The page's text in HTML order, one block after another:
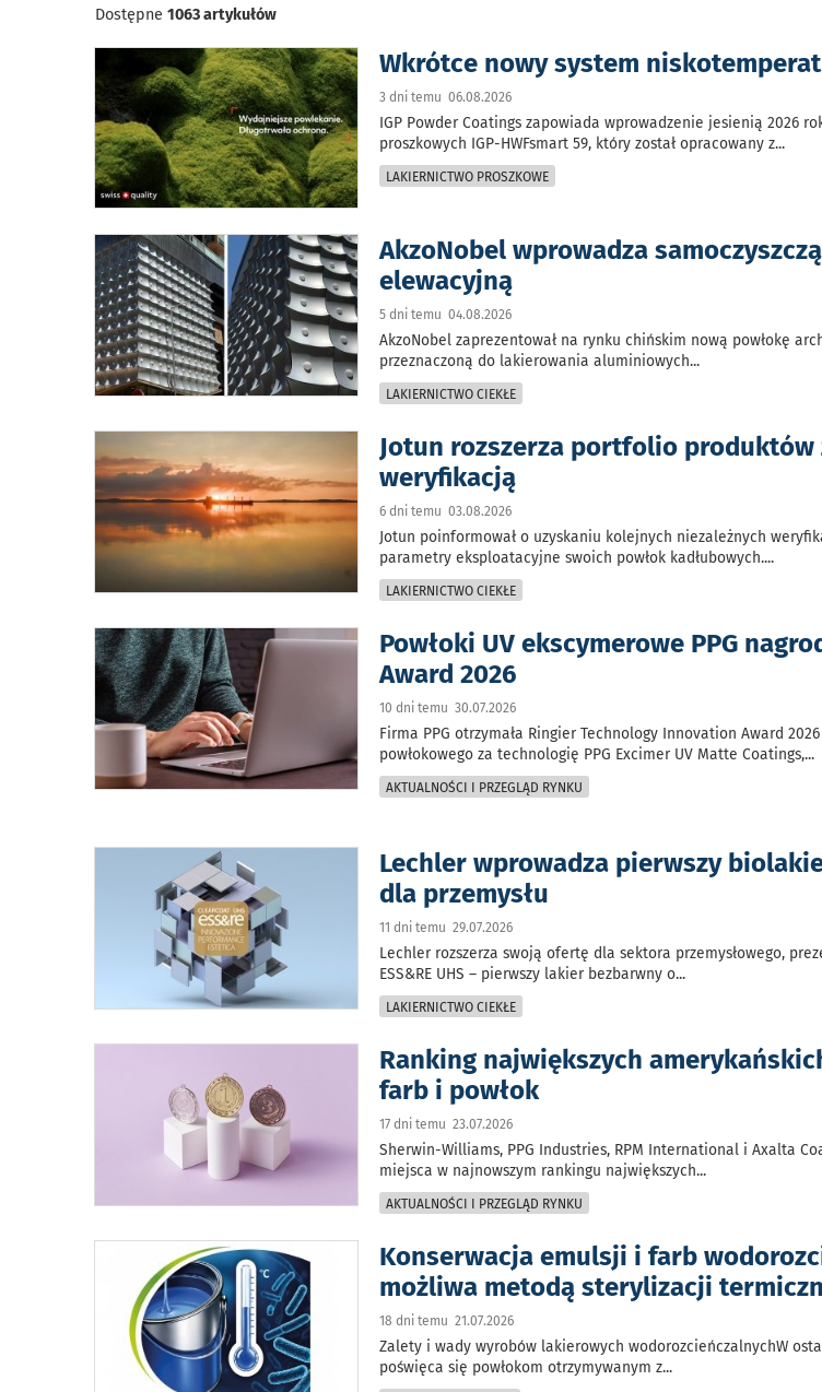
Dostępne 1063 artykułów
Wkrótce nowy system
3 dni temu 06.08.2026
IGP Powder Coatings zapowiada wprowadzenie jesienią 2026
proszkowych IGP-HWFsmart 59, który został opracowany z...
LAKIERNICTWO PROSZKOWE
AkzoNobel wprowadza
elewacyjną
5 dni temu 04.08.2026
AkzoNobel zaprezentował na rynku chińskim nową powłokę
przeznaczoną do lakierowania aluminiowych...
LAKIERNICTWO CIEKŁE
Jotun rozszerza portfolio produktów
weryfikacją
6 dni temu 03.08.2026
Jotun poinformował o uzyskaniu kolejnych niezależnych
parametry eksploatacyjne swoich powłok kadłubowych....
LAKIERNICTWO CIEKŁE
Powłoki UV ekscymerowe PPG
Award 2026
10 dni temu 30.07.2026
Firma PPG otrzymała Ringier Technology Innovation Award
powłokowego za technologię PPG Excimer UV Matte Coatings,...
AKTUALNOŚCI I PRZEGLĄD RYNKU
Lechler wprowadza pierwszy
dla przemysłu
11 dni temu 29.07.2026
Lechler rozszerza swoją ofertę dla sektora przemysłowego,
ESS&RE UHS – pierwszy lakier bezbarwny o...
LAKIERNICTWO CIEKŁE
Ranking największych
farb i powłok
17 dni temu 23.07.2026
Sherwin-Williams, PPG Industries, RPM International i Axalta
miejsca w najnowszym rankingu największych...
AKTUALNOŚCI I PRZEGLĄD RYNKU
Konserwacja emulsji i farb
możliwa metodą sterylizacji
18 dni temu 21.07.2026
Zalety i wady wyrobów lakierowych wodorozcieńczalnychW
poświęca się powłokom otrzymywanym z...